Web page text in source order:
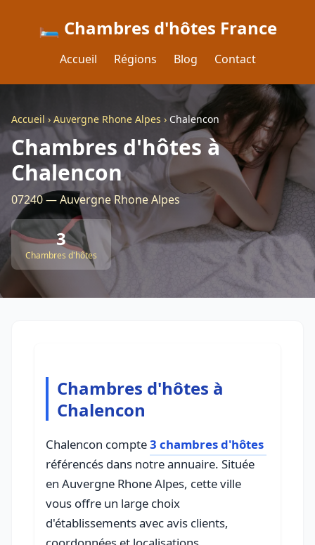
🛏️ Chambres d'hôtes France
Accueil Régions Blog Contact
Accueil › Auvergne Rhone Alpes › Chalencon
Chambres d'hôtes à
Chalencon
07240 — Auvergne Rhone Alpes
3
Chambres d'hôtes
Chambres d'hôtes à
Chalencon
Chalencon compte3 chambres d'hôtes
référencés dans notre annuaire. Située
en Auvergne Rhone Alpes, cette ville
vous offre un large choix
d'établissements avec avis clients,